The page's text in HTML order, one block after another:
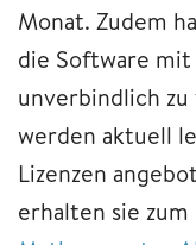
Monat. Zudem
die Software
unverbindlich
werden aktuell
Lizenzen
erhalten sie